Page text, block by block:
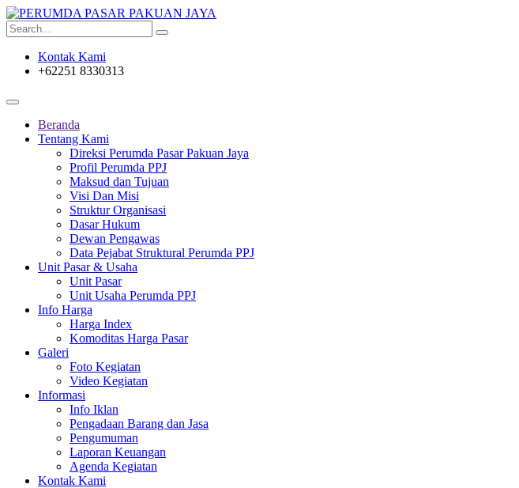
Kontak Kami
+62251 8330313
Beranda
Tentang Kami
Direksi Perumda Pasar Pakuan Jaya
Profil Perumda PPJ
Maksud dan Tujuan
Visi Dan Misi
Struktur Organisasi
Dasar Hukum
Dewan Pengawas
Data Pejabat Struktural Perumda PPJ
Unit Pasar & Usaha
Unit Pasar
Unit Usaha Perumda PPJ
Info Harga
Harga Index
Komoditas Harga Pasar
Galeri
Foto Kegiatan
Video Kegiatan
Informasi
Info Iklan
Pengadaan Barang dan Jasa
Pengumuman
Laporan Keuangan
Agenda Kegiatan
Kontak Kami